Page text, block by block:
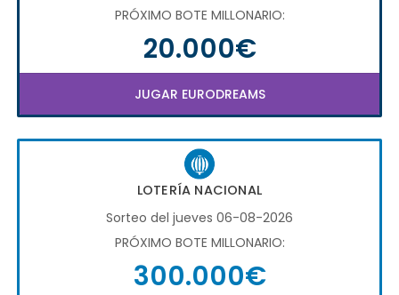
PRÓXIMO BOTE MILLONARIO:
20.000€
JUGAR EURODREAMS
LOTERÍA NACIONAL
Sorteo del jueves 06-08-2026
PRÓXIMO BOTE MILLONARIO:
300.000€